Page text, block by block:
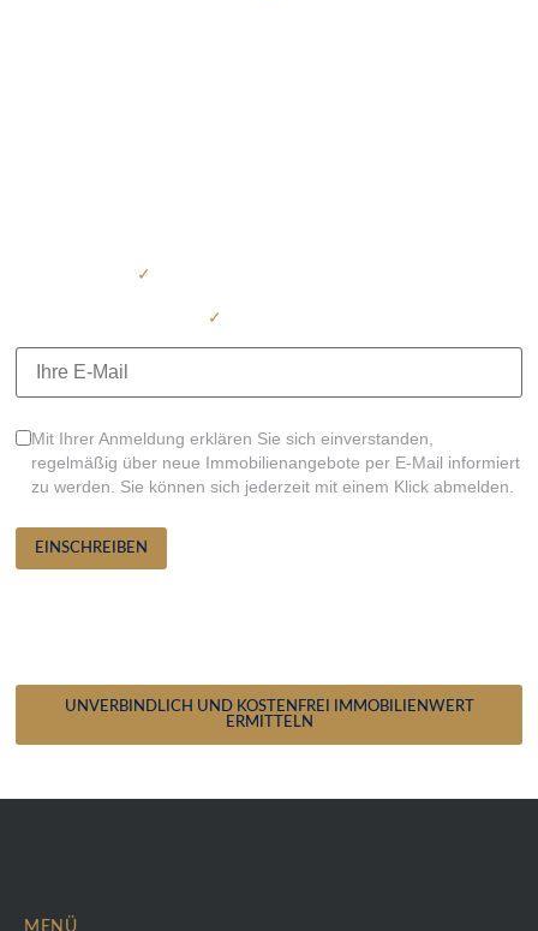
✓
✓
Mit Ihrer Anmeldung erklären Sie sich einverstanden,
regelmäßig über neue Immobilienangebote per E-Mail informiert
zu werden. Sie können sich jederzeit mit einem Klick abmelden.
EINSCHREIBEN
UNVERBINDLICH UND KOSTENFREI IMMOBILIENWERT
ERMITTELN
MENÜ